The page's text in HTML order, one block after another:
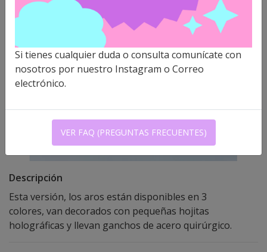
Descripción
Esta versión, los aros están disponibles en 3
colores, van decorados con pequeñas hojitas
holográficas y llevan ganchos de acero quirúrgico.
Si tienes cualquier duda o consulta comunícate con
nosotros por nuestro Instagram o Correo
electrónico.
VER FAQ (PREGUNTAS FRECUENTES)